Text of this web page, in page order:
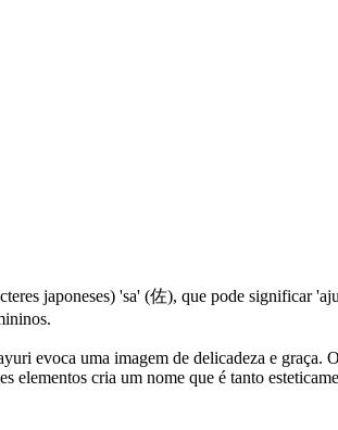
japoneses) 'sa' (佐), que pode significar
evoca uma imagem de delicadeza e graça.
cria um nome que é tanto